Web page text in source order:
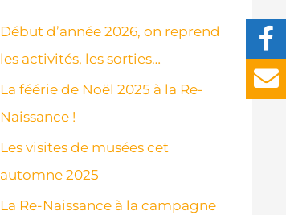
Début d’année 2026, on reprend
les activités, les sorties…
La féérie de Noël 2025 à la Re-
Naissance !
Les visites de musées cet
automne 2025
La Re-Naissance à la campagne